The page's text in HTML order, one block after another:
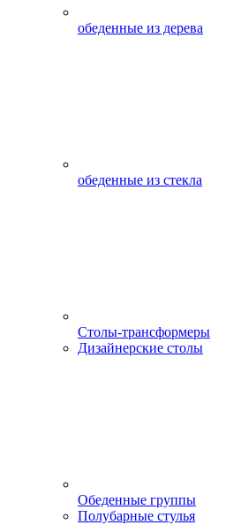
обеденные из дерева
обеденные из стекла
Столы-трансформеры
Дизайнерские столы
Обеденные группы
Полубарные стулья